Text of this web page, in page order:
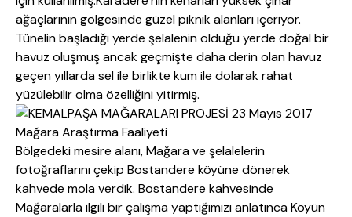
ağaçlarının gölgesinde güzel piknik alanları içeriyor.
Tünelin başladığı yerde şelalenin olduğu yerde doğal bir
havuz oluşmuş ancak geçmişte daha derin olan havuz
geçen yıllarda sel ile birlikte kum ile dolarak rahat
yüzülebilir olma özelliğini yitirmiş.
Bölgedeki mesire alanı, Mağara ve şelalelerin
fotoğraflarını çekip Bostandere köyüne dönerek
kahvede mola verdik. Bostandere kahvesinde
Mağaralarla ilgili bir çalışma yaptığımızı anlatınca Köyün